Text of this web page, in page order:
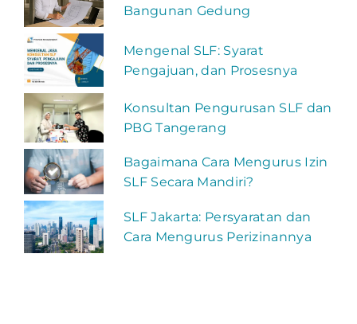
Bangunan Gedung
Mengenal SLF: Syarat
Pengajuan, dan Prosesnya
Konsultan Pengurusan SLF dan
PBG Tangerang
Bagaimana Cara Mengurus Izin
SLF Secara Mandiri?
SLF Jakarta: Persyaratan dan
Cara Mengurus Perizinannya